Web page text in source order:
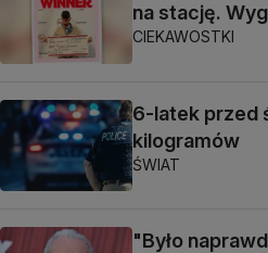
na stację.
CIEKAWOSTKI
6-latek przed
kilogramów
ŚWIAT
"Było